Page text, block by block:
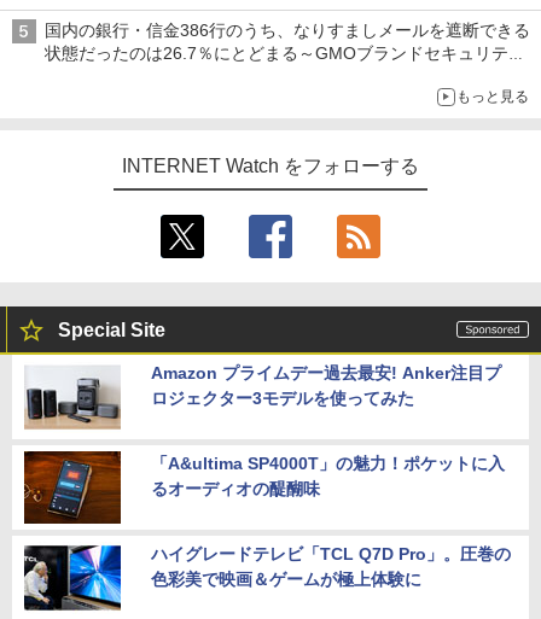
ち・ざ・ろーど！その14】【空いた時間でなにしてる？】
国内の銀行・信金386行のうち、なりすましメールを遮断できる
状態だったのは26.7％にとどまる～GMOブランドセキュリティ
もっと見る
INTERNET Watch をフォローする
Special Site
Amazon プライムデー過去最安! Anker注目プ
ロジェクター3モデルを使ってみた
「A&ultima SP4000T」の魅力！ポケットに入
るオーディオの醍醐味
ハイグレードテレビ「TCL Q7D Pro」。圧巻の
色彩美で映画＆ゲームが極上体験に